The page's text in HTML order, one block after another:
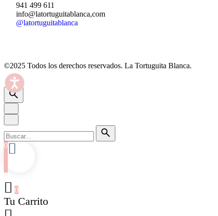
941 499 611
info@latortuguitablanca,com
@latortuguitablanca
©2025 Todos los derechos reservados. La Tortuguita Blanca.
0
0
Tu Carrito